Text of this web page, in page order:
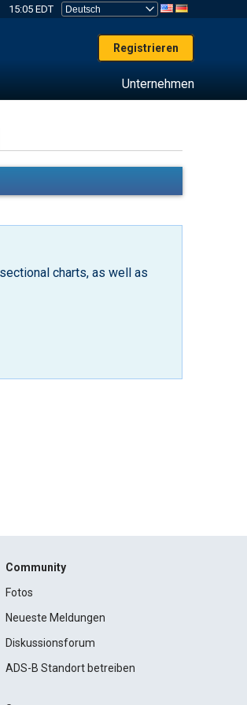
15:05 EDT
Registrieren
Unternehmen
charts, as well as
Community
Fotos
Neueste Meldungen
Diskussionsforum
ADS-B Standort betreiben